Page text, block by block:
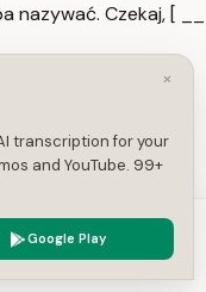
nazywać. Czekaj, [ __
jest w Ender
Nic, nic nie
jest, można
×
transcription for your
and YouTube. 99+
Google Play